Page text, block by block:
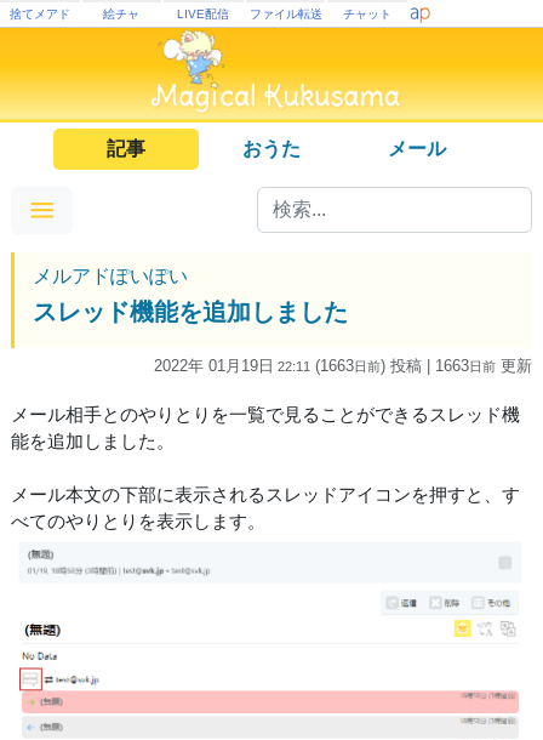
捨てメアド 絵チャ LIVE配信 ファイル転送 チャット
記事 おうた メール
メルアドぽいぽい
スレッド機能を追加しました
2022年 01月19日 22:11 (1663日前) 投稿 | 1663日前 更新
メール相手とのやりとりを一覧で見ることができるスレッド機
能を追加しました。
メール本文の下部に表示されるスレッドアイコンを押すと、す
べてのやりとりを表示します。